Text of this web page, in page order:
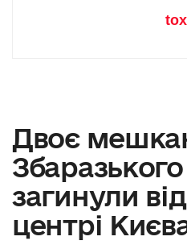
Двоє
загинули
центрі